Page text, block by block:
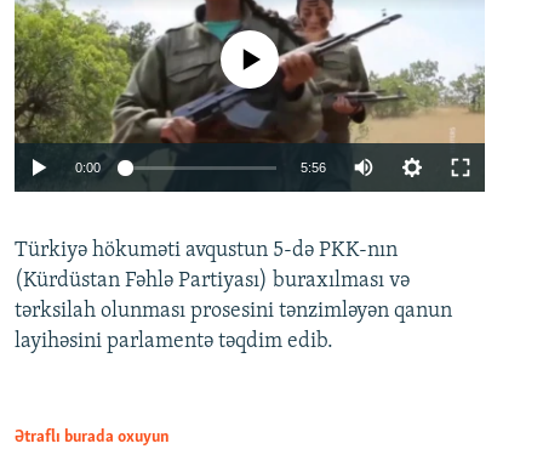
Auto 240p 360p 480p
720p 1080p
No media source currently available
0:00 5:56
360p
480p
Türkiyə hökuməti avqustun 5-də PKK-nın
(Kürdüstan Fəhlə Partiyası) buraxılması və
tərksilah olunması prosesini tənzimləyən qanun
layihəsini parlamentə təqdim edib.
Ətraflı burada oxuyun